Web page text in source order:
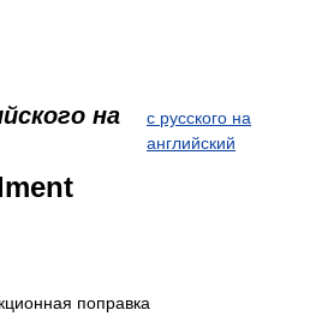
на
с русского на
английский
поправка